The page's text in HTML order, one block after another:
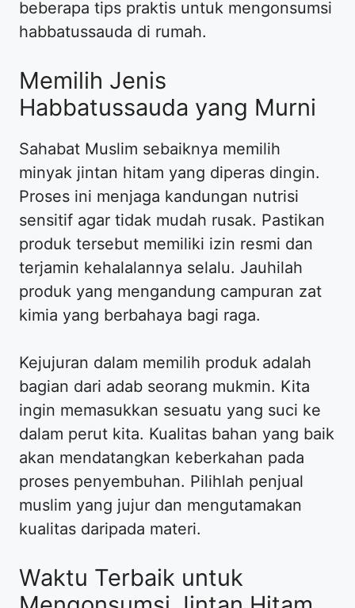
beberapa tips praktis untuk mengonsumsi
habbatussauda di rumah.
Memilih Jenis
Habbatussauda yang Murni
Sahabat Muslim sebaiknya memilih
minyak jintan hitam yang diperas dingin.
Proses ini menjaga kandungan nutrisi
sensitif agar tidak mudah rusak. Pastikan
produk tersebut memiliki izin resmi dan
terjamin kehalalannya selalu. Jauhilah
produk yang mengandung campuran zat
kimia yang berbahaya bagi raga.
Kejujuran dalam memilih produk adalah
bagian dari adab seorang mukmin. Kita
ingin memasukkan sesuatu yang suci ke
dalam perut kita. Kualitas bahan yang baik
akan mendatangkan keberkahan pada
proses penyembuhan. Pilihlah penjual
muslim yang jujur dan mengutamakan
kualitas daripada materi.
Waktu Terbaik untuk